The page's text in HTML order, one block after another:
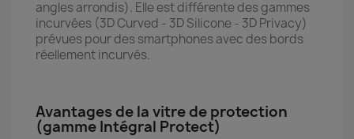
angles arrondis). Elle est différente des gammes
incurvées (3D Curved - 3D Silicone - 3D Privacy)
prévues pour des smartphones avec des bords
réellement incurvés.
Avantages de la vitre de protection
(gamme Intégral Protect)